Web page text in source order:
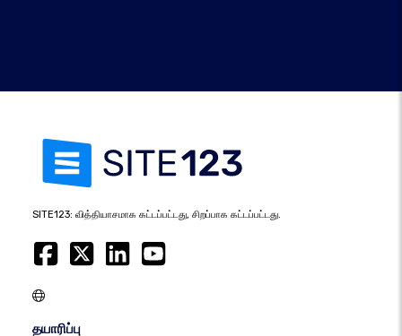
SITE123: வித்தியாசமாக கட்டப்பட்டது, சிறப்பாக கட்டப்பட்டது.
தயாரிப்பு